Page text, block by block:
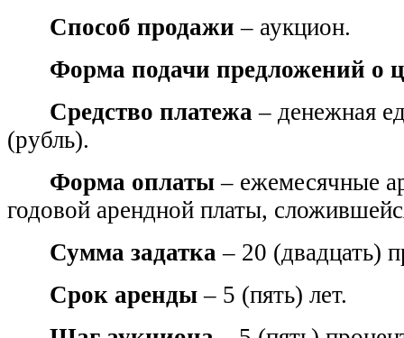
Способ продажи– аукцион.
Форма подачи предложений о
Средство платежа – денежная
(рубль).
Форма оплаты – ежемесячные
годовой арендной платы,
Сумма задатка – 20 (двадцать)
Срок аренды – 5 (пять) лет.